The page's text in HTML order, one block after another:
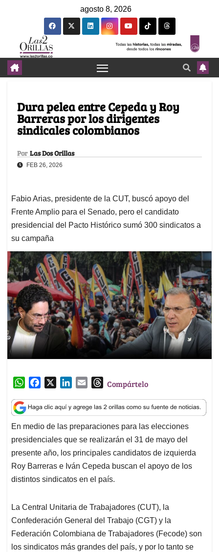
agosto 8, 2026
Dura pelea entre Cepeda y Roy
Barreras por los dirigentes
sindicales colombianos
Por Las Dos Orillas
FEB 26, 2026
Fabio Arias, presidente de la CUT, buscó apoyo del
Frente Amplio para el Senado, pero el candidato
presidencial del Pacto Histórico sumó 300 sindicatos a
su campaña
W
a
t
s
A
p
p
c
e
b
o
o
k
n
k
e
d
I
n
a
i
l
T
r
e
a
d
s
Compártelo
En medio de las preparaciones para las elecciones
presidenciales que se realizarán el 31 de mayo del
presente año, los principales candidatos de izquierda
Roy Barreras e Iván Cepeda buscan el apoyo de los
distintos sindicatos en el país.
La Central Unitaria de Trabajadores (CUT), la
Confederación General del Trabajo (CGT) y la
Federación Colombiana de Trabajadores (Fecode) son
los sindicatos más grandes del país, y por lo tanto se